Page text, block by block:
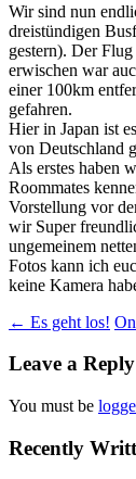
Wir sind nun
dreistündigen
gestern). Der
erwischen war
einer 100km
gefahren.
Hier in Japan ist
von Deutschland
Als erstes haben
Roommates
Vorstellung vor
wir Super
ungemeinem
Fotos kann ich
keine Kamera
Post
navigation
← Es geht los!
Leave a Reply
You must be
Recently